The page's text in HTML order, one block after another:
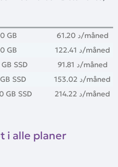
GB 61.20 د/måned
GB
122.41 د/måned
SSD
91.81 د/måned
SSD
153.02 د/måned
GB SSD
214.22 د/måned
i alle planer